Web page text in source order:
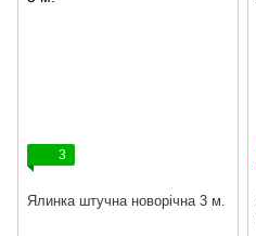
3
Ялинка штучна новорічна 3 м.